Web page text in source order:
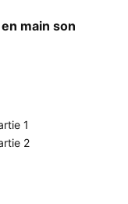
main son
1
2